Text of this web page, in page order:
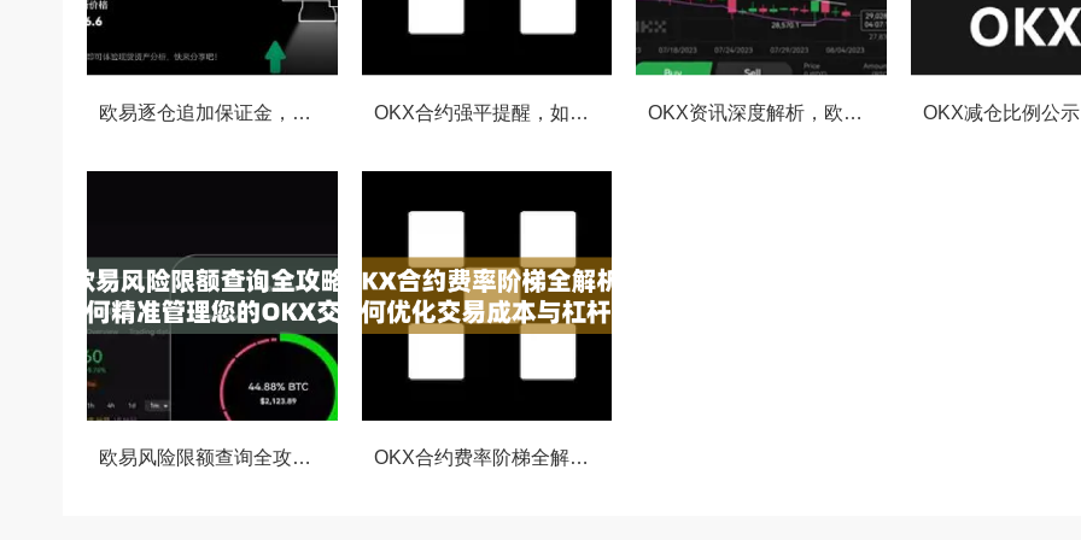
欧易逐仓追加保证金，灵活风控与资金利用的终极指南 OKX合约强平提醒，如何避免触发？深度解析风控机制与应对策略 OKX资讯深度解析，欧易自动减仓排队机制全攻略
欧易风险限额查询全攻略，如何精准管理您的OKX交易风险？ OKX合约费率阶梯全解析，如何优化交易成本与杠杆策略